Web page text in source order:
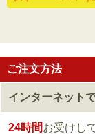
ご注文方法
インターネット
24時間お受けし